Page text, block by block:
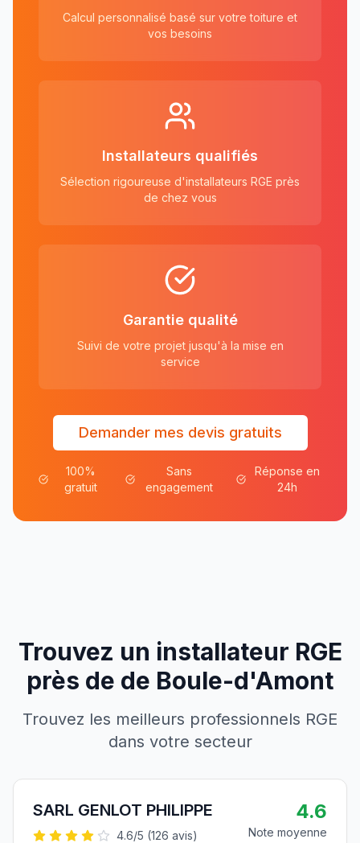
Calcul personnalisé basé sur votre toiture et
vos besoins
Installateurs qualifiés
Sélection rigoureuse d'installateurs RGE près
de chez vous
Garantie qualité
Suivi de votre projet jusqu'à la mise en
service
Demander mes devis gratuits
100%
gratuit
Sans
engagement
Réponse en
24h
Trouvez un installateur RGE
près de de Boule-d'Amont
Trouvez les meilleurs professionnels RGE
dans votre secteur
SARL GENLOT PHILIPPE
4.6/5 (126 avis)
4.6
Note moyenne